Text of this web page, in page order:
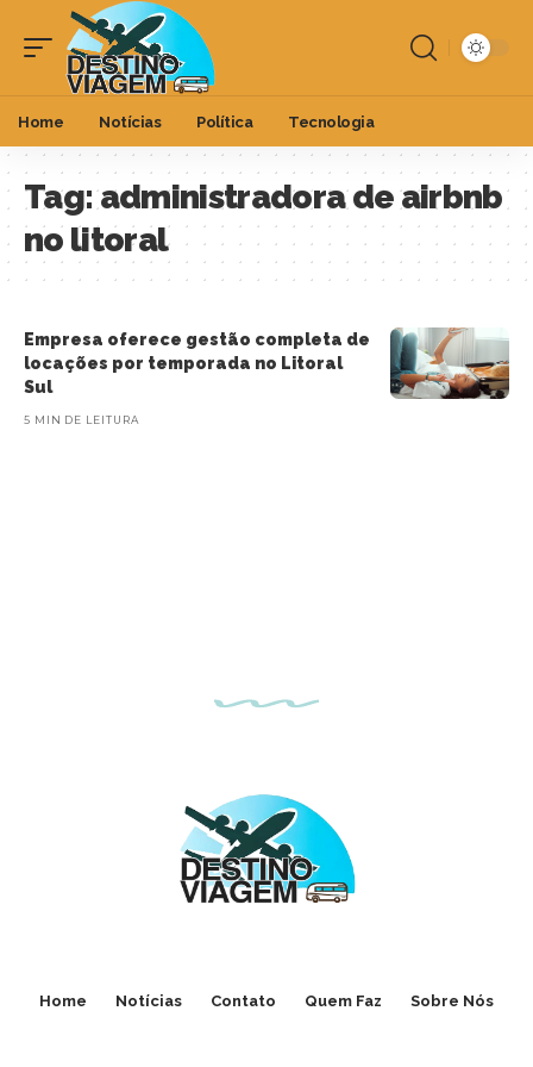
Home Notícias Política Tecnologia
Tag:administradora de airbnb
no litoral
Empresa oferece gestão completa de
locações por temporada no Litoral
Sul
5 MIN DE LEITURA
Home Notícias Contato Quem Faz Sobre Nós